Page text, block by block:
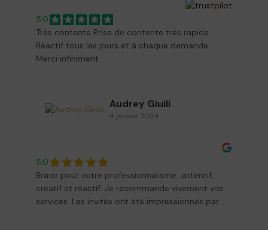
5.0
Très contente Prise de contente très rapide
Réactif tous les jours et à chaque demande
Merci infiniment
Audrey Giuili
4 janvier 2024
5.0
Bravo pour votre professionnalisme…attentif,
créatif et réactif. Je recommande vivement vos
services. Les invités ont été impressionnés par